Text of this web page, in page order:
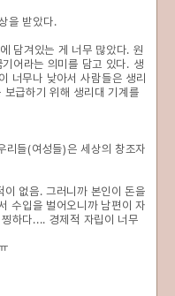
을 받았다.
담겨있는 게 너무 많았다. 원
라는 의미를 담고 있다. 생
너무나 낮아서 사람들은 생리
급하기 위해 생리대 기계를
리들(여성들)은 세상의 창조자
없음. 그러니까 본인이 돈을
수입을 벌어오니까 남편이 자
하다.... 경제적 자립이 너무